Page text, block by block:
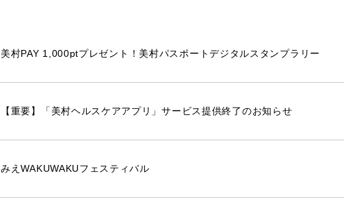
美村PAY 1,000ptプレゼント！美村パスポートデジタルスタンプラリー
【重要】「美村ヘルスケアアプリ」サービス提供終了のお知らせ
みえWAKUWAKUフェスティバル